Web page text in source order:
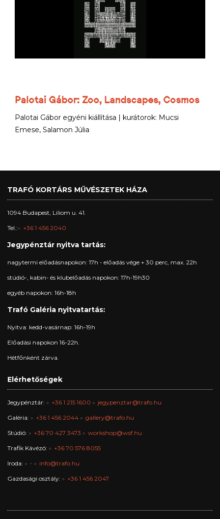
Palotai Gábor: Zoo, Landscapes, Cosmos
Palotai Gábor egyéni kiállítása | kurátorok: Mucsi
Emese, Salamon Júlia
TRAFÓ KORTÁRS MŰVÉSZETEK HÁZA
1094 Budapest, Liliom u. 41.
Tel.: +36 1 456 2040
Jegypénztár nyitva tartás:
nagytermi előadásnapokon: 17h - előadás vége + 30 perc, max. 22h
stúdió-, kabin- és klubelőadás napokon: 17h-19h30
egyéb napokon: 16h-18h
Trafó Galéria nyitvatartás:
Nyitva: kedd-vasárnap: 16h-19h
Előadási napokon 16-22h.
Hétfőnként zárva.
Elérhetőségek
Jegypénztár: +36 1 215 1600 jegypenztar@trafo.hu
Galéria: +36 1 456 2044 gallery@trafo.hu
Stúdió: +36 70 427 3473 workshop@wsf.hu
Trafik Kávézó: +36 70 576 8055
Iroda: - info@trafo.hu
Gazdasági osztály: +36 1 456 2047